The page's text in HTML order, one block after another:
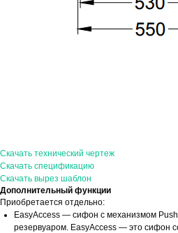
Скачать технический чертеж
Скачать спецификацию
Скачать вырез шаблон
Дополнительный функции
Приобретается отдельно:
EasyAccess — сифон с механизмом
резервуаром. EasyAccess — это сифон